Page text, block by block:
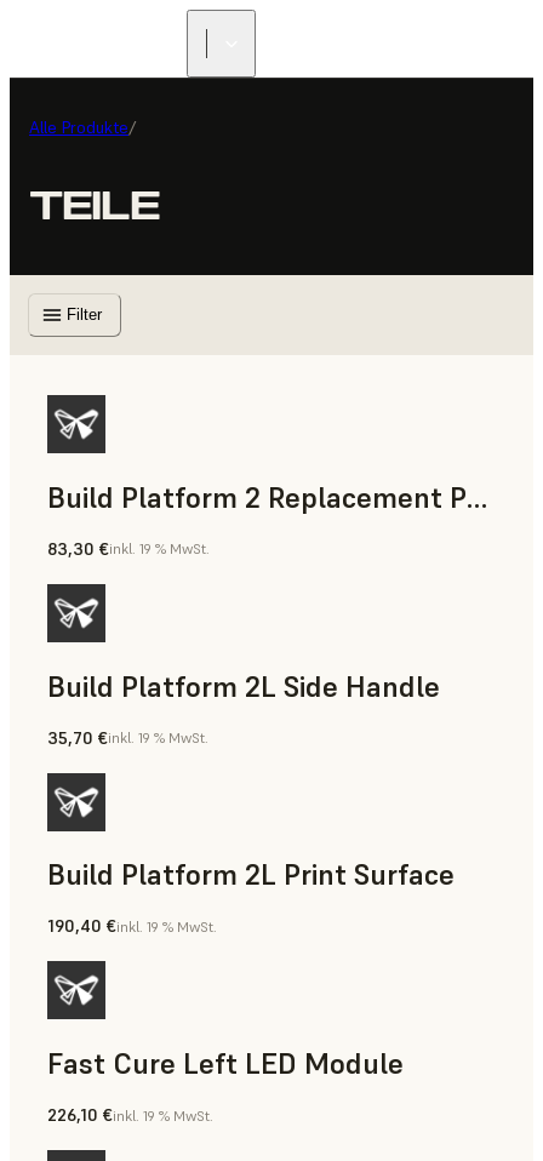
Alle Produkte/
TEILE
Filter
Build Platform 2 Replacement Print Surface
83,30 €inkl. 19 % MwSt.
Build Platform 2L Side Handle
35,70 €inkl. 19 % MwSt.
Build Platform 2L Print Surface
190,40 €inkl. 19 % MwSt.
Fast Cure Left LED Module
226,10 €inkl. 19 % MwSt.